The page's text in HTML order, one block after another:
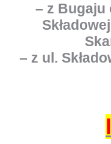
– z Bugaju
– z ul.